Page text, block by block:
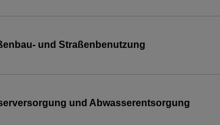
und Straßenbenutzung
und Abwasserentsorgung